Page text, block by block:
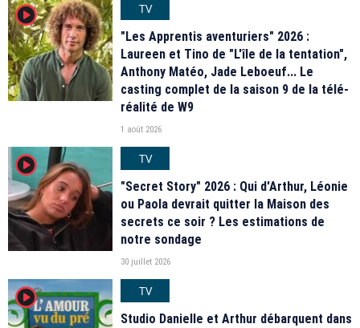
player2
TV
"Les Apprentis aventuriers" 2026 :
Laureen et Tino de "L'île de la tentation",
Anthony Matéo, Jade Leboeuf... Le
casting complet de la saison 9 de la télé-
réalité de W9
1 août 2026
player2
TV
"Secret Story" 2026 : Qui d'Arthur, Léonie
ou Paola devrait quitter la Maison des
secrets ce soir ? Les estimations de
notre sondage
30 juillet 2026
player2
TV
Studio Danielle et Arthur débarquent dans